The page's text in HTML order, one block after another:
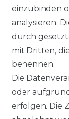
einzubinden
analysieren.
durch
mit Dritten,
benennen.
Die
oder
erfolgen. Die
AGB